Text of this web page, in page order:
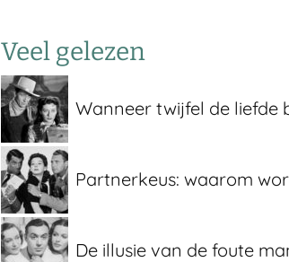
Veel gelezen
Wanneer twijfel de liefde
Partnerkeus: waarom
De illusie van de foute